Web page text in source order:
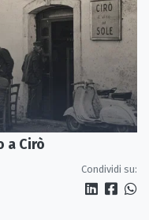
a Cirò
Condividi su: